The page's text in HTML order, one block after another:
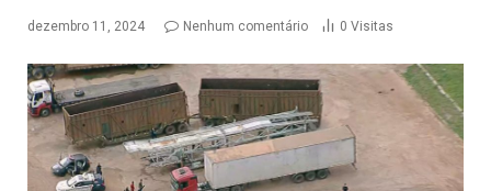
dezembro 11, 2024 Nenhum comentário 0 Visitas